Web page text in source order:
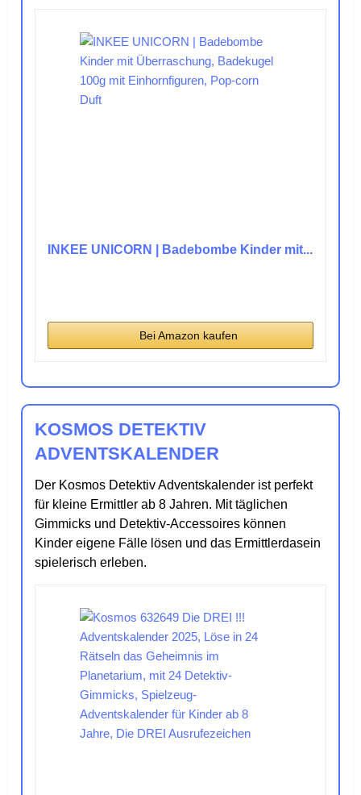
INKEE UNICORN | Badebombe Kinder mit...
Bei Amazon kaufen
KOSMOS DETEKTIV
ADVENTSKALENDER
Der Kosmos Detektiv Adventskalender ist perfekt
für kleine Ermittler ab 8 Jahren. Mit täglichen
Gimmicks und Detektiv-Accessoires können
Kinder eigene Fälle lösen und das Ermittlerdasein
spielerisch erleben.